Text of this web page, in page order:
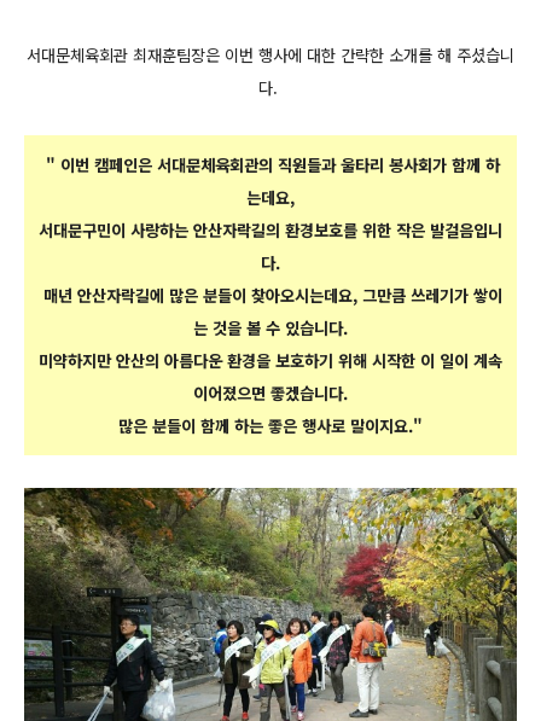
서대문체육회관 최재훈팀장은 이번 행사에 대한 간략한 소개를 해 주셨습니
다.
" 이번 캠페인은 서대문체육회관의 직원들과 울타리 봉사회가 함께 하
는데요,
서대문구민이 사랑하는 안산자락길의 환경보호를 위한 작은 발걸음입니
다.
매년 안산자락길에 많은 분들이 찾아오시는데요, 그만큼 쓰레기가 쌓이
는 것을 볼 수 있습니다.
미약하지만 안산의 아름다운 환경을 보호하기 위해 시작한 이 일이 계속
이어졌으면 좋겠습니다.
많은 분들이 함께 하는 좋은 행사로 말이지요."